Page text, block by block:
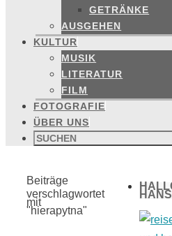
GETRÄNKE
AUSGEHEN
KULTUR
MUSIK
LITERATUR
FILM
FOTOGRAFIE
ÜBER UNS
Suchen
nach:
Start
Beiträge
verschlagwortet
mit
"hierapytna"
HANS